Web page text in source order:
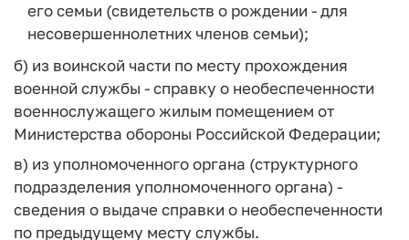
его семьи (свидетельств о рождении - для
несовершеннолетних членов семьи);
б) из воинской части по месту прохождения
военной службы - справку о необеспеченности
военнослужащего жилым помещением от
Министерства обороны Российской Федерации;
в) из уполномоченного органа (структурного
подразделения уполномоченного органа) -
сведения о выдаче справки о необеспеченности
по предыдущему месту службы.